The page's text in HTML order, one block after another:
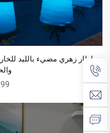
إطار زهري مضيء بالليد